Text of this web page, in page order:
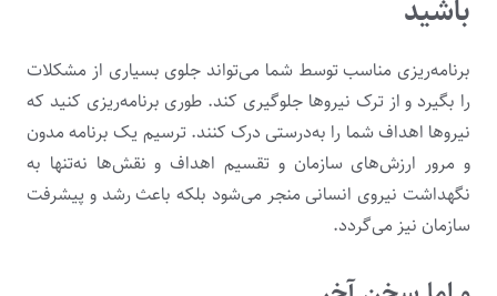
باشید
برنامه‌ریزی مناسب توسط شما می‌تواند جلوی بسیاری از مشکلات
را بگیرد و از ترک نیروها جلوگیری کند. طوری برنامه‌ریزی کنید که
نیروها اهداف شما را به‌درستی درک کنند. ترسیم یک برنامه مدون
و مرور ارزش‌های سازمان و تقسیم اهداف و نقش‌ها نه‌تنها به
نگهداشت نیروی انسانی منجر می‌شود بلکه باعث رشد و پیشرفت
سازمان نیز می‌گردد.